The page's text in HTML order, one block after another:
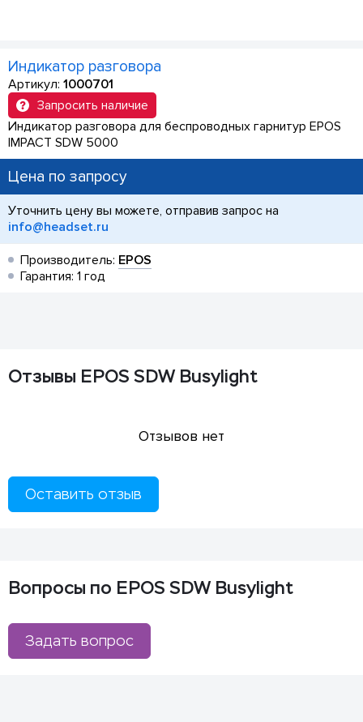
Индикатор разговора
Артикул: 1000701
Запросить наличие
Индикатор разговора для беспроводных гарнитур EPOS
IMPACT SDW 5000
Цена по запросу
Уточнить цену вы можете, отправив запрос на
info@headset.ru
Производитель: EPOS
Гарантия: 1 год
Отзывы EPOS SDW Busylight
Отзывов нет
Оставить отзыв
Вопросы по EPOS SDW Busylight
Задать вопрос